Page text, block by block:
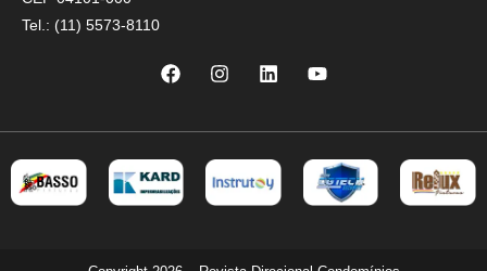
Tel.: (11) 5573-8110